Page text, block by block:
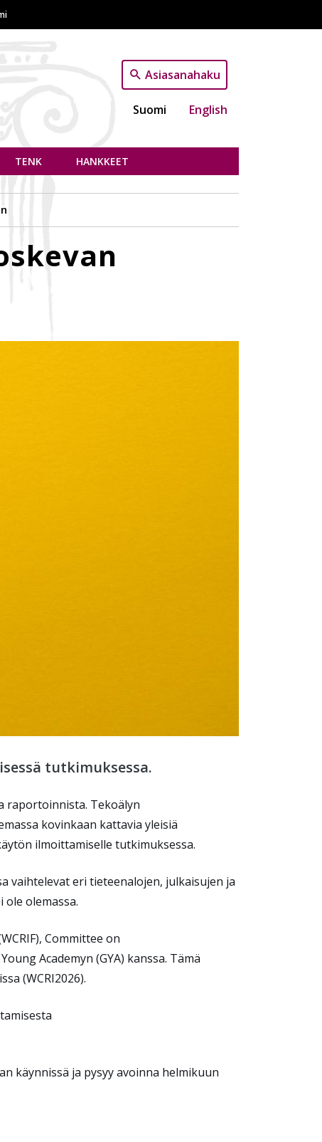
Asiasanahaku
Suomi English
TENK HANKKEET
tutkimuksessa.
raportoinnista. Tekoälyn
kovinkaan kattavia yleisiä
ilmoittamiselle tutkimuksessa.
vaihtelevat eri tieteenalojen, julkaisujen ja
olemassa.
Committee on
Academyn (GYA) kanssa. Tämä
(WCRI2026).
käynnissä ja pysyy avoinna helmikuun